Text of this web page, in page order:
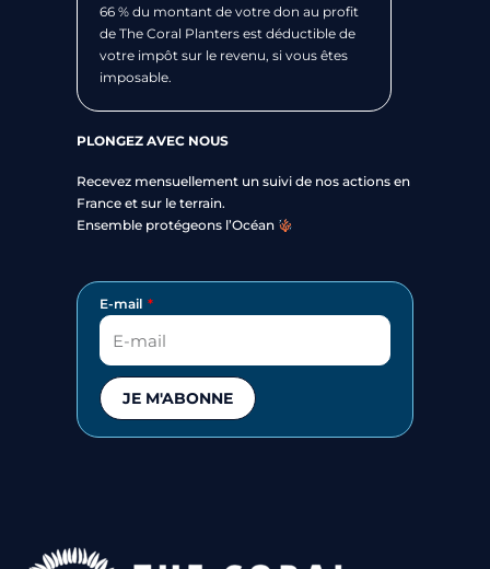
66 % du montant de votre don au profit
de The Coral Planters est déductible de
votre impôt sur le revenu, si vous êtes
imposable.
PLONGEZ AVEC NOUS
Recevez mensuellement un suivi de nos actions en
France et sur le terrain.
Ensemble protégeons l’Océan
E-mail
JE M'ABONNE